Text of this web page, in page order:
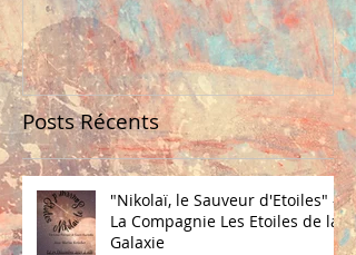
Posts Récents
"Nikolaï, le Sauveur d'Etoiles" -
La Compagnie Les Etoiles de la
Galaxie